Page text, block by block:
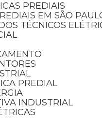
PREDIAIS
EM SÃO
TÉCNICOS
PREDIAL
INDUSTRIAL